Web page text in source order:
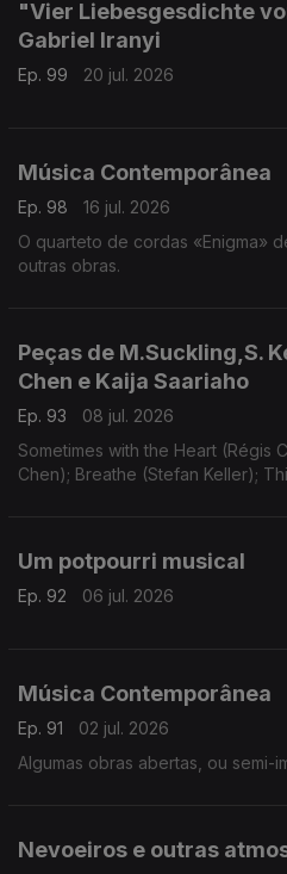
"Vier Liebesgesdichte
Gabriel Iranyi
Ep. 99 20 jul. 2026
Música Contemporânea
Ep. 98
16 jul. 2026
O quarteto de cordas «Enigma»
outras obras.
Peças de M.Suckling,S.
Chen e Kaija Saariaho
Ep. 93
08 jul. 2026
Sometimes with the Heart (Régis
Chen); Breathe (Stefan Keller);
Um potpourri musical
Ep. 92 06 jul. 2026
Música Contemporânea
Ep. 91
02 jul. 2026
Algumas obras abertas, ou semi-
Nevoeiros e outras